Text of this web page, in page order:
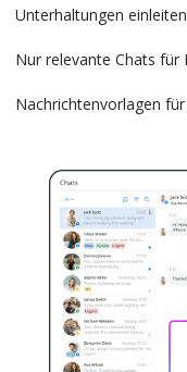
Unterhaltungen
Nur relevante Chats
Nachrichtenvorlagen